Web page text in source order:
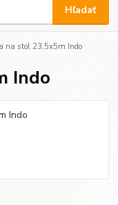
Hľadať
na stol 23,5x5m Indo
Indo